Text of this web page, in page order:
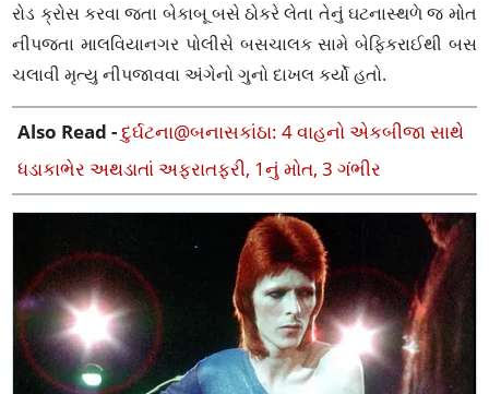
રોડ ક્રોસ કરવા જતા બેકાબૂ બસે ઠોકરે લેતા તેનું ઘટનાસ્થળે જ મોત
નીપજતા માલવિયાનગર પોલીસે બસચાલક સામે બેફિકરાઈથી બસ
ચલાવી મૃત્યુ નીપજાવવા અંગેનો ગુનો દાખલ કર્યો હતો.
Also Read -દુર્ઘટના@બનાસકાંઠા: 4 વાહનો એકબીજા સાથે
ધડાકાભેર અથડાતાં અફરાતફરી, 1નું મોત, 3 ગંભીર